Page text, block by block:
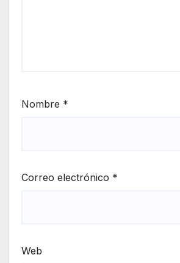
Nombre *
Correo electrónico *
Web